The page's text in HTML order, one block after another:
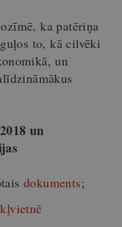
ka patēriņa
to, kā cilvēki
un
un
dokuments;